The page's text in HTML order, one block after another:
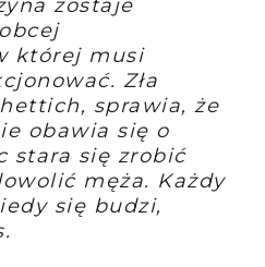
zostaje
której musi
Zła
sprawia, że
obawia się o
stara się zrobić
męża. Każdy
się budzi,